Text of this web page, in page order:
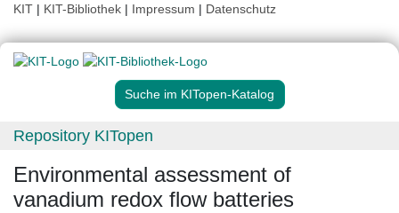
KIT | KIT-Bibliothek | Impressum | Datenschutz
Suche im KITopen-Katalog
Repository KITopen
Environmental assessment of
vanadium redox flow batteries